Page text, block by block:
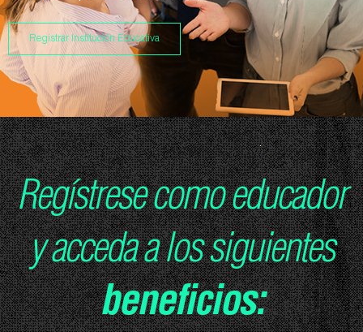
Registrar Institución Educativa
Regístrese como educador
y acceda a los siguientes
beneficios: